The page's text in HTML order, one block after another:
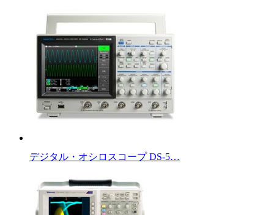
デジタル・オシロスコープ DS-5…